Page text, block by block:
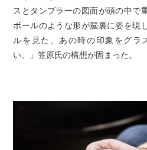
スとタンブラーの図面が頭の中で
ボールのような形が脳裏に姿を現
ルを見た、あの時の印象をグラ
い。」笠原氏の構想が固まった。